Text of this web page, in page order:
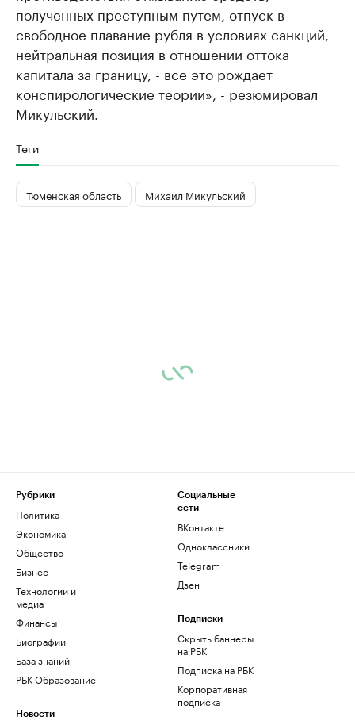
полученных преступным путем, отпуск в
свободное плавание рубля в условиях санкций,
нейтральная позиция в отношении оттока
капитала за границу, - все это рождает
конспирологические теории», - резюмировал
Микульский.
Теги
Тюменская область Михаил Микульский
Рубрики
Политика
Экономика
Общество
Бизнес
Технологии и
медиа
Финансы
Биографии
База знаний
РБК Образование
Новости
Социальные
сети
ВКонтакте
Одноклассники
Telegram
Дзен
Подписки
Скрыть баннеры
на РБК
Подписка на РБК
Корпоративная
подписка